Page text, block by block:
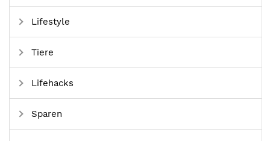
Lifestyle
Tiere
Lifehacks
Sparen